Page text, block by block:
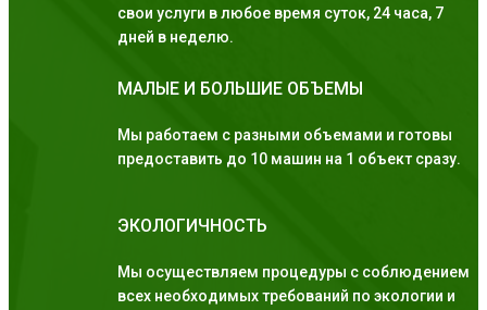
свои услуги в любое время суток, 24 часа, 7
дней в неделю.
МАЛЫЕ И БОЛЬШИЕ ОБЪЕМЫ
Мы работаем с разными объемами и готовы
предоставить до 10 машин на 1 объект сразу.
ЭКОЛОГИЧНОСТЬ
Мы осуществляем процедуры с соблюдением
всех необходимых требований по экологии и